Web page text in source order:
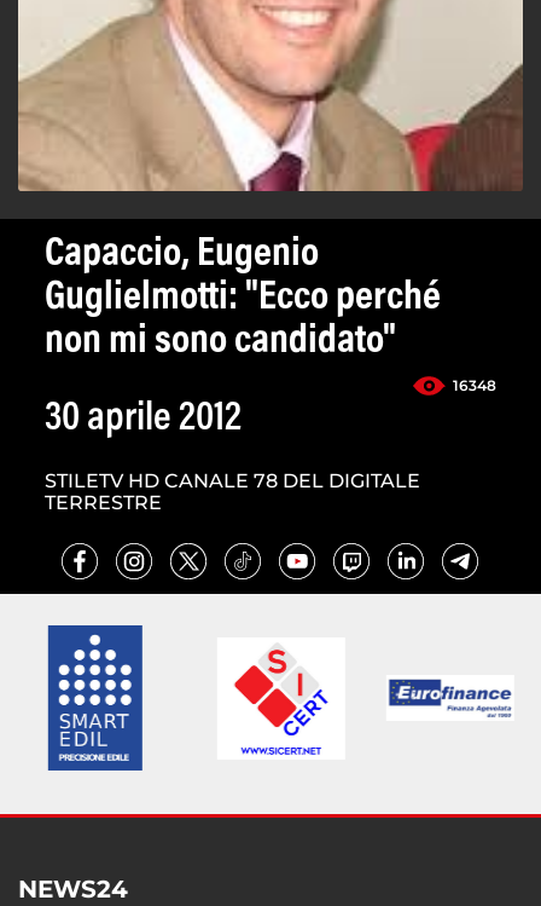
Capaccio, Eugenio
Guglielmotti: "Ecco perché
non mi sono candidato"
16348
30 aprile 2012
STILETV HD CANALE 78 DEL DIGITALE
TERRESTRE
NEWS24